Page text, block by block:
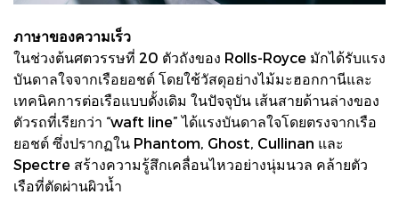
ภาษาของความเร็ว
ในช่วงต้นศตวรรษที่ 20 ตัวถังของ Rolls-Royce มักได้รับแรง
บันดาลใจจากเรือยอชต์ โดยใช้วัสดุอย่างไม้มะฮอกกานีและ
เทคนิคการต่อเรือแบบดั้งเดิม ในปัจจุบัน เส้นสายด้านล่างของ
ตัวรถที่เรียกว่า “waft line” ได้แรงบันดาลใจโดยตรงจากเรือ
ยอชต์ ซึ่งปรากฏใน Phantom, Ghost, Cullinan และ
Spectre สร้างความรู้สึกเคลื่อนไหวอย่างนุ่มนวล คล้ายตัว
เรือที่ตัดผ่านผิวน้ำ